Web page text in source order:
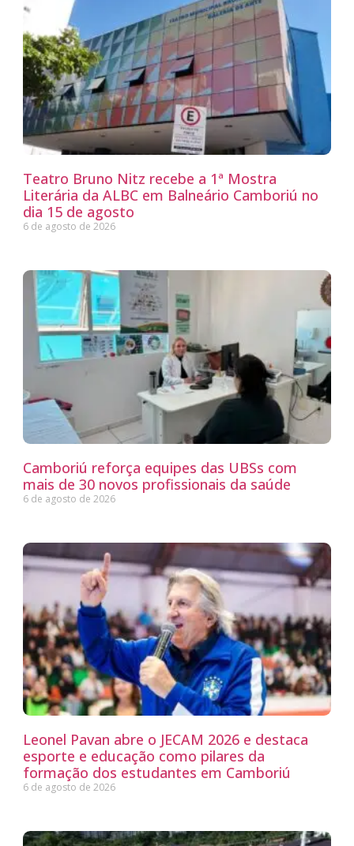
Teatro Bruno Nitz recebe a 1ª Mostra
Literária da ALBC em Balneário Camboriú no
dia 15 de agosto
6 de agosto de 2026
Camboriú reforça equipes das UBSs com
mais de 30 novos profissionais da saúde
6 de agosto de 2026
Leonel Pavan abre o JECAM 2026 e destaca
esporte e educação como pilares da
formação dos estudantes em Camboriú
6 de agosto de 2026